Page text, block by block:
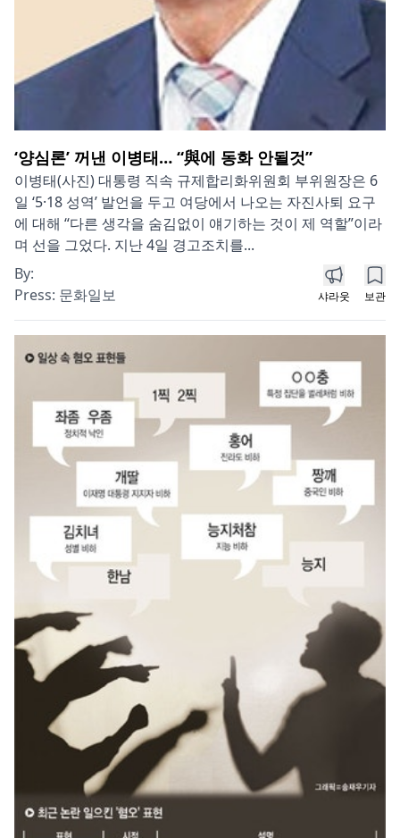
‘양심론’ 꺼낸 이병태… “與에 동화 안될것”
이병태(사진) 대통령 직속 규제합리화위원회 부위원장은 6
일 ‘5·18 성역’ 발언을 두고 여당에서 나오는 자진사퇴 요구
에 대해 “다른 생각을 숨김없이 얘기하는 것이 제 역할”이라
며 선을 그었다. 지난 4일 경고조치를...
By:
Press: 문화일보 샤라웃 보관